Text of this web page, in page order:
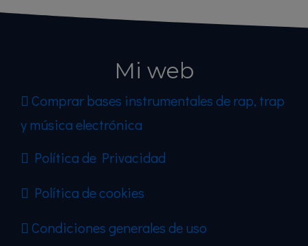
Mi web
Comprar bases instrumentales de rap, trap
y música electrónica
Política de Privacidad
Política de cookies
Condiciones generales de uso